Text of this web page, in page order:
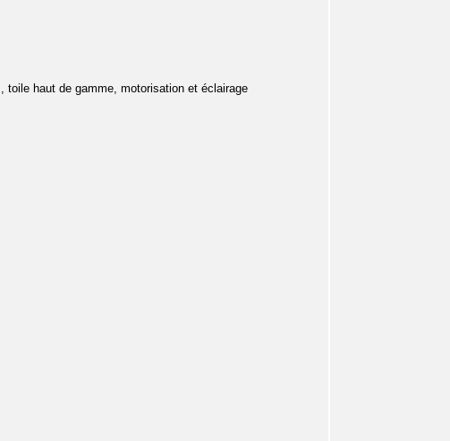
toile haut de gamme, motorisation et éclairage